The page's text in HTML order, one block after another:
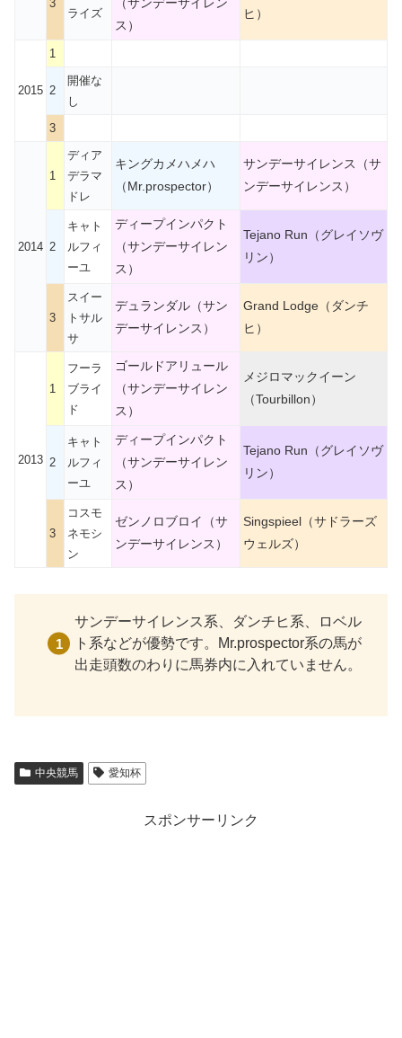
3
ライズ
ス）
ヒ）
2015
1
2
開催な
し
3
2014
1
ディア
デラマ
ドレ
キングカメハメハ
（Mr.prospector）
サンデーサイレンス（サ
ンデーサイレンス）
2
キャト
ルフィ
ーユ
ディープインパクト
（サンデーサイレン
ス）
Tejano Run（グレイソヴ
リン）
3
スイー
トサル
サ
デュランダル（サン
デーサイレンス）
Grand Lodge（ダンチ
ヒ）
2013
1
フーラ
ブライ
ド
ゴールドアリュール
（サンデーサイレン
ス）
メジロマックイーン
（Tourbillon）
2
キャト
ルフィ
ーユ
ディープインパクト
（サンデーサイレン
ス）
Tejano Run（グレイソヴ
リン）
3
コスモ
ネモシ
ン
ゼンノロブロイ（サ
ンデーサイレンス）
Singspieel（サドラーズ
ウェルズ）
サンデーサイレンス系、ダンチヒ系、ロベル
ト系などが優勢です。Mr.prospector系の馬が
出走頭数のわりに馬券内に入れていません。
中央競馬 愛知杯
スポンサーリンク